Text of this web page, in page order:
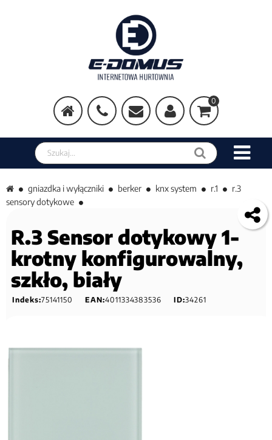
0
Szukaj w sklepie
gniazdka i wyłączniki berker knx system r.1
r.3
sensory dotykowe
R.3 Sensor dotykowy 1-
krotny konfigurowalny,
szkło, biały
Indeks:75141150 EAN:4011334383536 ID:34261